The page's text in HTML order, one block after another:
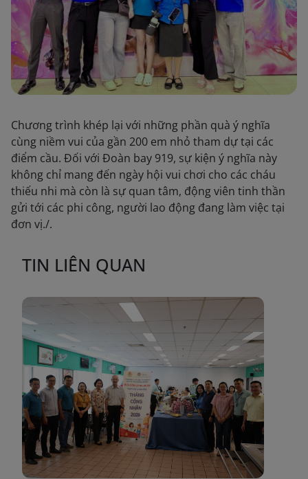
Chương trình khép lại với những phần quà ý nghĩa
cùng niềm vui của gần 200 em nhỏ tham dự tại các
điểm cầu. Đối với Đoàn bay 919, sự kiện ý nghĩa này
không chỉ mang đến ngày hội vui chơi cho các cháu
thiếu nhi mà còn là sự quan tâm, động viên tinh thần
gửi tới các phi công, người lao động đang làm việc tại
đơn vị./.
TIN LIÊN QUAN